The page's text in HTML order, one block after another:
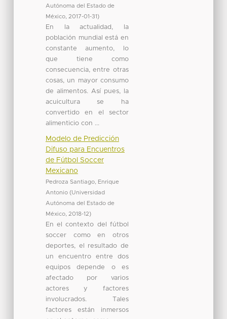
Autónoma del Estado de
México, 2017-01-31)
En la actualidad, la
población mundial está en
constante aumento, lo
que tiene como
consecuencia, entre otras
cosas, un mayor consumo
de alimentos. Así pues, la
acuicultura se ha
convertido en el sector
alimenticio con ...
Modelo de Predicción
Difuso para Encuentros
de Fútbol Soccer
Mexicano
Pedroza Santiago, Enrique
Antonio (Universidad
Autónoma del Estado de
México, 2018-12)
En el contexto del fútbol
soccer como en otros
deportes, el resultado de
un encuentro entre dos
equipos depende o es
afectado por varios
actores y factores
involucrados. Tales
factores están inmersos